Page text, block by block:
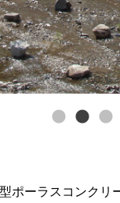
ポーラスコンクリ